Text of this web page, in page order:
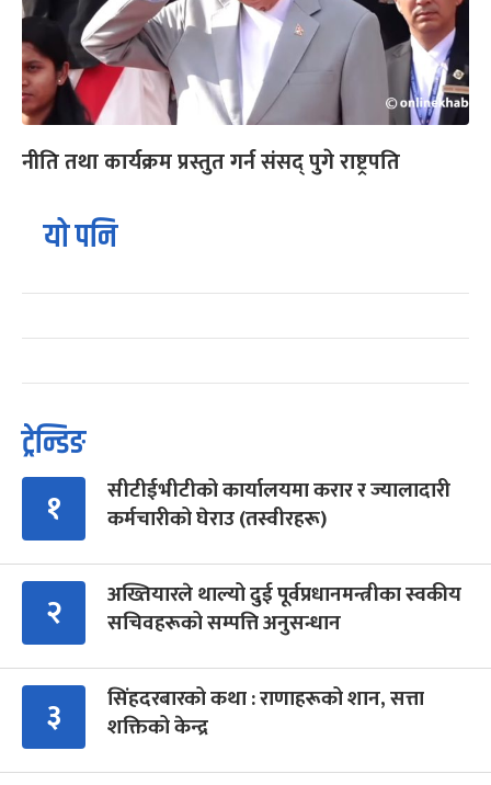
नीति तथा कार्यक्रम प्रस्तुत गर्न संसद् पुगे राष्ट्रपति
यो पनि
ट्रेन्डिङ
१
सीटीईभीटीको कार्यालयमा करार र ज्यालादारी
कर्मचारीको घेराउ (तस्वीरहरू)
२
अख्तियारले थाल्यो दुई पूर्वप्रधानमन्त्रीका स्वकीय
सचिवहरूको सम्पत्ति अनुसन्धान
३
सिंहदरबारको कथा : राणाहरूको शान, सत्ता
शक्तिको केन्द्र